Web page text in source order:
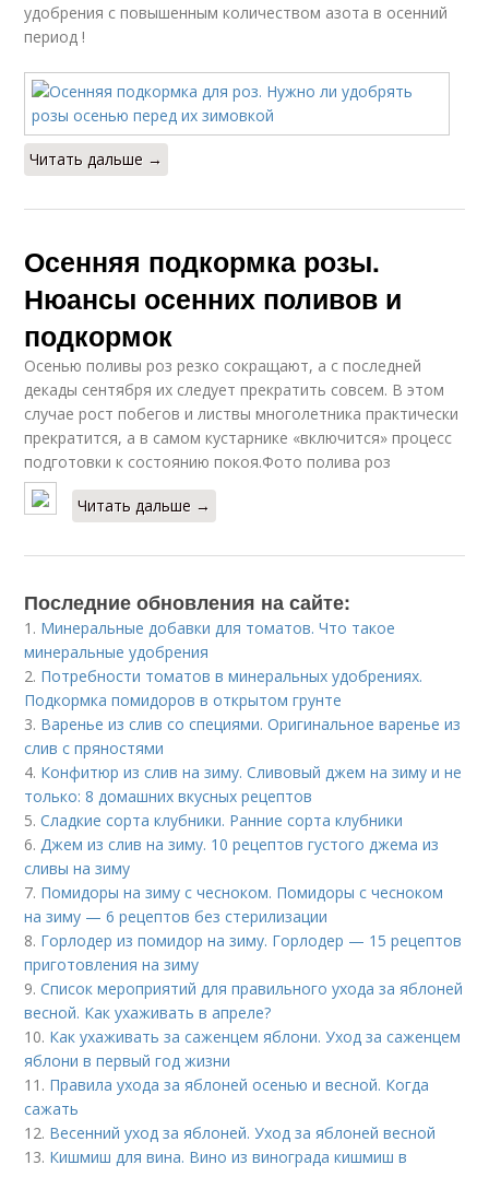
удобрения с повышенным количеством азота в осенний
период !
Читать дальше →
Осенняя подкормка розы.
Нюансы осенних поливов и
подкормок
Осенью поливы роз резко сокращают, а с последней
декады сентября их следует прекратить совсем. В этом
случае рост побегов и листвы многолетника практически
прекратится, а в самом кустарнике «включится» процесс
подготовки к состоянию покоя.Фото полива роз
Читать дальше →
Последние обновления на сайте:
1. Минеральные добавки для томатов. Что такое
минеральные удобрения
2. Потребности томатов в минеральных удобрениях.
Подкормка помидоров в открытом грунте
3. Варенье из слив со специями. Оригинальное варенье из
слив с пряностями
4. Конфитюр из слив на зиму. Сливовый джем на зиму и не
только: 8 домашних вкусных рецептов
5.Сладкие сорта клубники. Ранние сорта клубники
6.Джем из слив на зиму. 10 рецептов густого джема из
сливы на зиму
7. Помидоры на зиму с чесноком. Помидоры с чесноком
на зиму — 6 рецептов без стерилизации
8. Горлодер из помидор на зиму. Горлодер — 15 рецептов
приготовления на зиму
9.Список мероприятий для правильного ухода за яблоней
весной. Как ухаживать в апреле?
10. Как ухаживать за саженцем яблони. Уход за саженцем
яблони в первый год жизни
11. Правила ухода за яблоней осенью и весной. Когда
сажать
12. Весенний уход за яблоней. Уход за яблоней весной
13. Кишмиш для вина. Вино из винограда кишмиш в